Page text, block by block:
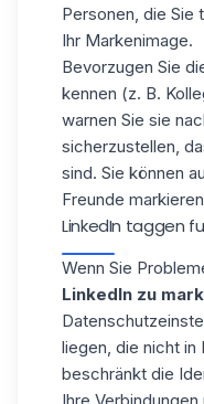
Personen, die Sie
Ihr Markenimage.
Bevorzugen Sie
kennen (z. B.
warnen Sie sie
sicherzustellen,
sind. Sie können
Freunde
LinkedIn taggen
Wenn Sie
LinkedIn zu
liegen, die nicht in
beschränkt die